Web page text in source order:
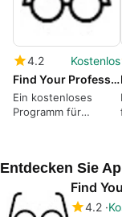
4.2
Kostenlos
Find Your Professor
Ein kostenloses
Programm für
Entdecken Sie
Find
4.2